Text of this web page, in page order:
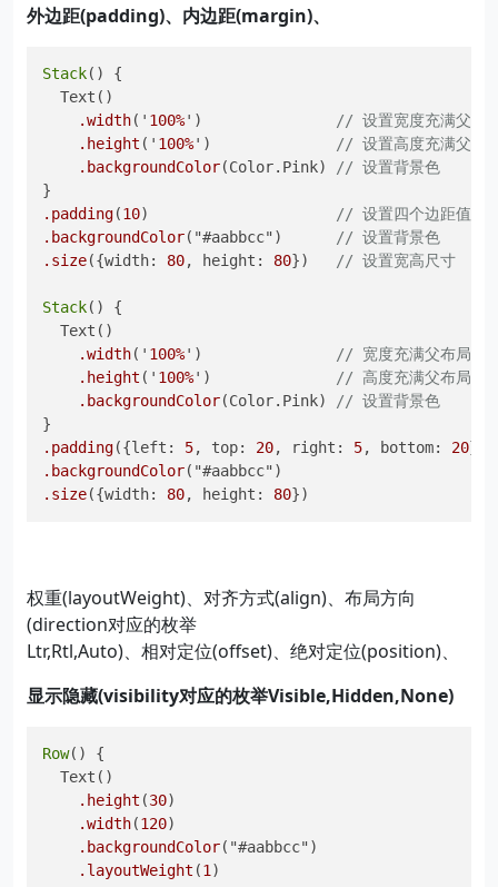
外边距(padding)、内边距(margin)、
Stack() {
  Text()
.width(' 100%')
// 设置宽度充满父布
.height (' 100%')
// 设置高度充满父布
.backgroundColor(Color.Pink)
// 设置背景色
.padding(10)
// 设置四个边距值
.backgroundColor("#aabbcc")
// 设置背景色
.size({width: 80, height: 80}) // 设置宽高尺寸
Stack() {
  Text()
.width(' 100%')
// 宽度充满父布局
.height (' 100%')
// 高度充满父布局
.backgroundColor(Color.Pink)
// 设置背景色
.padding({left: 5, top: 20, right: 5, bottom: 20})
.backgroundColor("#aabbcc")
.size({width: 80, height: 80})
权重(layoutWeight)、对齐方式(align)、布局方向
(direction对应的枚举
Ltr,Rtl,Auto)、相对定位(offset)、绝对定位(position)、
显示隐藏(visibility对应的枚举Visible,Hidden,None)
Row() {
  Text()
.height (30)
.width(120)
.backgroundColor("#aabbcc")
.layoutWeight (1 )